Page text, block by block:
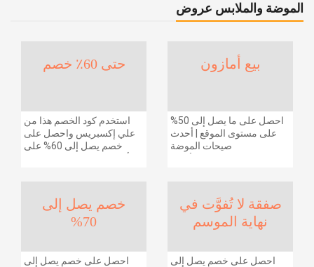
الموضة والملابس عروض
حتى 60٪ خصم
استخدم كود الخصم هذا من
علي إكسبريس واحصل على
خصم يصل إلى 60% على
الطلبات التي تزيد قيمتها عن
1425 ريالًا سعوديًا | شحن مج
بيع أمازون
احصل على ما يصل إلى 50%
على مستوى الموقع | أحدث
صيحات الموضة
خصم يصل إلى
70%
احصل على خصم يصل إلى
صفقة لا تُفوَّت في
نهاية الموسم
احصل على خصم يصل إلى